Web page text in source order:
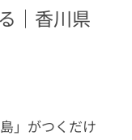
｜香川県
」がつくだけ